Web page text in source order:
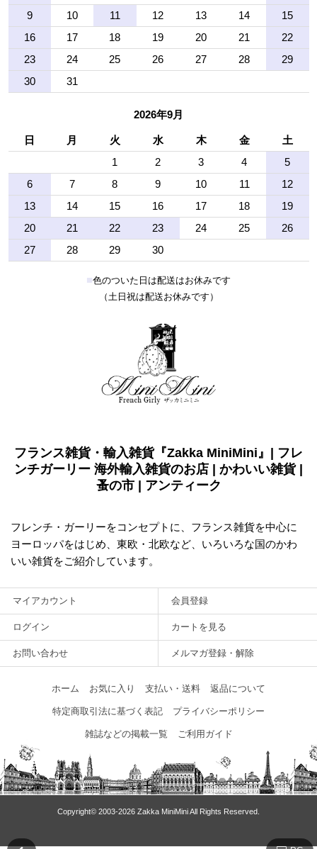
9
10 11 12 13 14
15
16
17 18 19 20 21
22
23
24 25 26 27 28
29
30
31
2026年9月
日 月 火 水 木 金
土
1
2 3 4
5
6
7 8 9 10 11
12
13
14 15 16 17 18
19
20
21 22 23 24 25
26
27
28 29 30
■色のついた日は配送はお休みです
（土日祝は配送お休みです）
フランス雑貨・輸入雑貨『Zakka MiniMini』| フレ
ンチガーリー 海外輸入雑貨のお店 | かわいい雑貨 |
蚤の市 | アンティーク
フレンチ・ガーリーをコンセプトに、フランス雑貨を中心に
ヨーロッパをはじめ、東欧・北欧など、いろいろな国のかわ
いい雑貨をご紹介しています。
マイアカウント 会員登録
ログイン カートを見る
お問い合わせ メルマガ登録・解除
ホーム お気に入り 支払い・送料 返品について
特定商取引法に基づく表記 プライバシーポリシー
雑誌などの掲載一覧 ご利用ガイド
Copyright© 2003‐2026 Zakka MiniMini All Rights Reserved.